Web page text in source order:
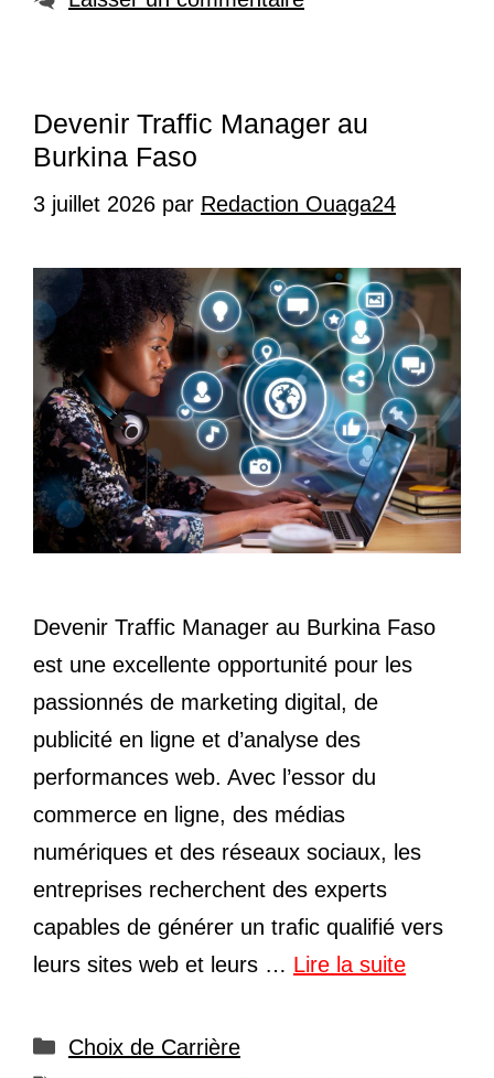
Devenir Traffic Manager au
Burkina Faso
3 juillet 2026 par Redaction Ouaga24
Devenir Traffic Manager au Burkina Faso
est une excellente opportunité pour les
passionnés de marketing digital, de
publicité en ligne et d’analyse des
performances web. Avec l’essor du
commerce en ligne, des médias
numériques et des réseaux sociaux, les
entreprises recherchent des experts
capables de générer un trafic qualifié vers
leurs sites web et leurs … Lire la suite
Catégories
Choix de Carrière